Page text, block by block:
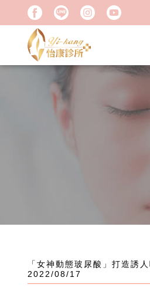
「女神動態玻尿酸」打造誘
2022/08/17